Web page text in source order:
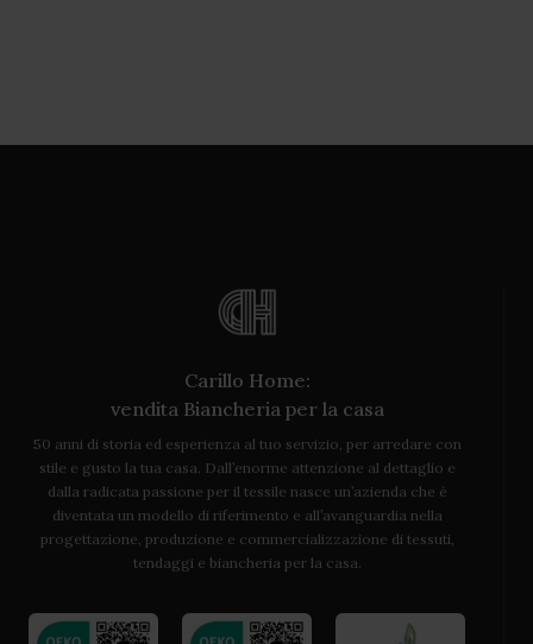
Carillo Home:
vendita Biancheria per la casa
50 anni di storia ed esperienza al tuo servizio, per arredare con
stile e gusto la tua casa. Dall’enorme attenzione al dettaglio e
dalla radicata passione per il tessile nasce un’azienda che è
diventata un modello di riferimento e all’avanguardia nella
progettazione, produzione e commercializzazione di tessuti,
tendaggi e biancheria per la casa.